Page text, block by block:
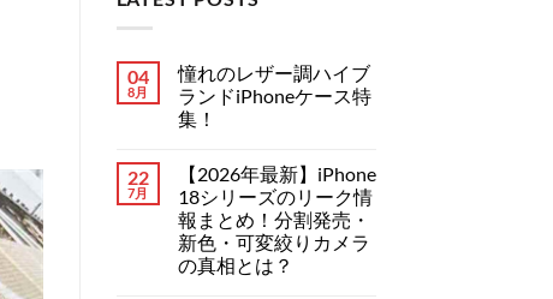
04
8月
憧れのレザー調ハイブ
ランドiPhoneケース特
集！
レ
ザ
ー
調
ハ
イ
ト
は
ま
だ
あ
り
22
7月
【2026年最新】iPhone
18シリーズのリーク情
報まとめ！分割発売・
新色・可変絞りカメラ
の真相とは？